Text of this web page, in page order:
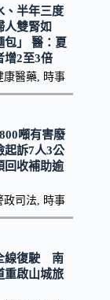
、半年三度
雙腎如
包」 醫：夏
增2至3倍
康醫藥 時事
噸有害廢
訴7人3公
收補助逾
政司法 時事
線復駛 南
重啟山城旅